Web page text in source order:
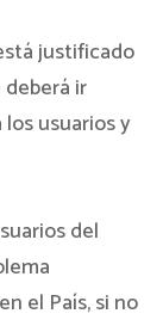
justificado
ir
usuarios y
del
el País, si no